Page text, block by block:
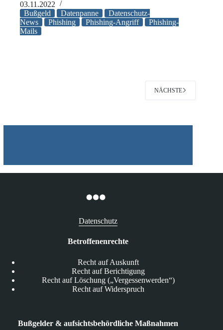
Phishing!
Unternehmen
muss
über
03.11.2022
Bußgeld
Datenpanne
Datenschutz-
News
Phishing Phishing-Angriff
Phishing-
Mails
NÄCHSTE
Datenschutz
Betroffenenrechte
Recht auf Auskunft
Recht auf Berichtigung
Recht auf Löschung („Vergessenwerden“)
Recht auf Widerspruch
Bußgelder & aufsichtsbehördliche Maßnahmen